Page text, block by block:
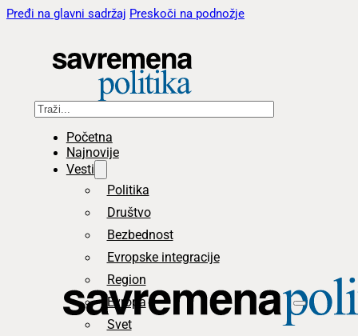
Pređi na glavni sadržaj Preskoči na podnožje
Pretraga
Početna
Najnovije
Vesti
Politika
Društvo
Bezbednost
Evropske integracije
Region
Evropa
Svet